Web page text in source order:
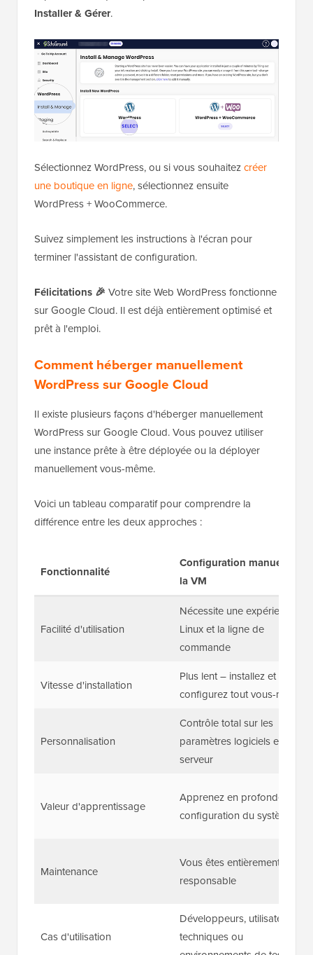
Installer & Gérer.
Sélectionnez WordPress, ou si vous souhaitezcréer
une boutique en ligne, sélectionnez ensuite
WordPress + WooCommerce.
Suivez simplement les instructions à l'écran pour
terminer l'assistant de configuration.
Félicitations 🎉 Votre site Web WordPress fonctionne
sur Google Cloud. Il est déjà entièrement optimisé et
prêt à l'emploi.
Comment héberger manuellement
WordPress sur Google Cloud
Il existe plusieurs façons d'héberger manuellement
WordPress sur Google Cloud. Vous pouvez utiliser
une instance prête à être déployée ou la déployer
manuellement vous-même.
Voici un tableau comparatif pour comprendre la
différence entre les deux approches :
Fonctionnalité
Configuration manuelle de
la VM
Facilité d'utilisation
Nécessite une expérience
Linux et la ligne de
commande
Vitesse d'installation
Plus lent – installez et
configurez tout vous-même
Personnalisation
Contrôle total sur les
paramètres logiciels et
serveur
Valeur d'apprentissage
Apprenez en profondeur la
configuration du système
Maintenance
Vous êtes entièrement
responsable
Cas d'utilisation
Développeurs, utilisateurs
techniques ou